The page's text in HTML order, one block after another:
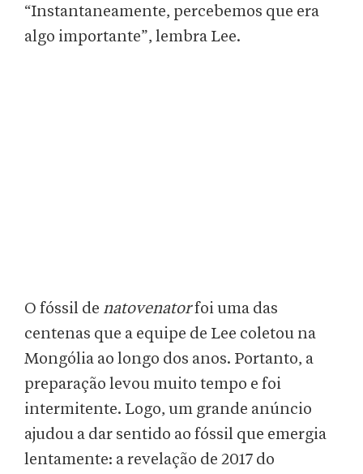
“Instantaneamente, percebemos que era
algo importante”, lembra Lee.
O fóssil de natovenatorfoi uma das
centenas que a equipe de Lee coletou na
Mongólia ao longo dos anos. Portanto, a
preparação levou muito tempo e foi
intermitente. Logo, um grande anúncio
ajudou a dar sentido ao fóssil que emergia
lentamente: a revelação de 2017 do